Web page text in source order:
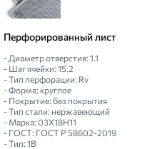
Перфорированный лист
- Диаметр отверстия: 1.1
- Шаг ячейки: 15.2
- Тип перфорации: Rv
- Форма: круглое
- Покрытие: без покрытия
- Тип стали: нержавеющий
- Марка: 03Х18Н11
- ГОСТ: ГОСТ Р 58602-2019
- Тип: 1B